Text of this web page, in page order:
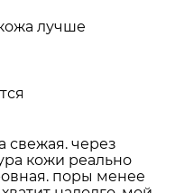
лучше
свежая. через
кожи реально
поры менее